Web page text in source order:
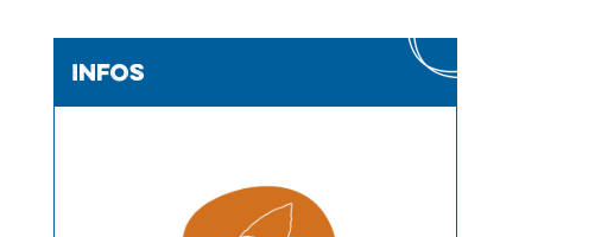
infos